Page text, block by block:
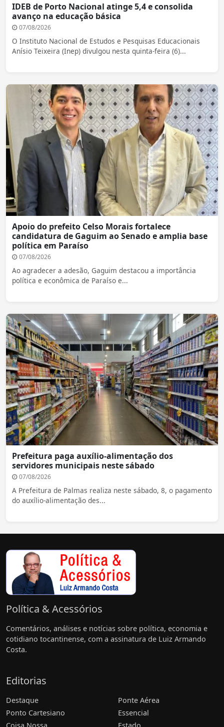
IDEB de Porto Nacional atinge 5,4 e consolida
avanço na educação básica
07/08/2026
O Instituto Nacional de Estudos e Pesquisas Educacionais
Anísio Teixeira (Inep) divulgou nesta quinta-feira (6)...
Apoio do prefeito Celso Morais fortalece
candidatura de Gaguim ao Senado e amplia base
política em Paraíso
07/08/2026
Ao agradecer a adesão, Gaguim destacou a importância
política e econômica de Paraíso e...
Prefeitura paga auxílio-alimentação dos
servidores municipais neste sábado
07/08/2026
A Prefeitura de Palmas realiza neste sábado, 8, o pagamento
do auxílio-alimentação des...
Política & Acessórios
Comentários, análises e notícias sobre política, economia e
cotidiano tocantinense, com a assinatura de Luiz Armando
Costa.
Editorias
Destaque
Ponto Cartesiano
Ponte Aérea
Essencial